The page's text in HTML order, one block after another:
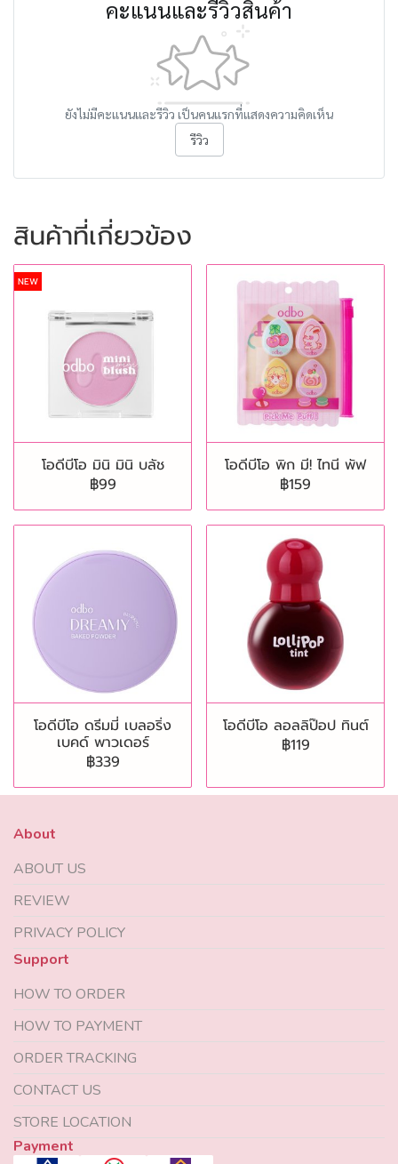
คะแนนและรีวิวสินค้า
ยังไม่มีคะแนนและรีวิว เป็นคนแรกที่แสดงความคิดเห็น
รีวิว
สินค้าที่เกี่ยวข้อง
NEW
โอดีบีโอ มินิ มินิ บลัช
฿99
โอดีบีโอ พิก มี! ไทนี พัฟ
฿159
โอดีบีโอ ดรีมมี่ เบลอริ่ง
เบคด์ พาวเดอร์
฿339
โอดีบีโอ ลอลลิป๊อป ทินต์
฿119
About
ABOUT US
REVIEW
PRIVACY POLICY
Support
HOW TO ORDER
HOW TO PAYMENT
ORDER TRACKING
CONTACT US
STORE LOCATION
Payment